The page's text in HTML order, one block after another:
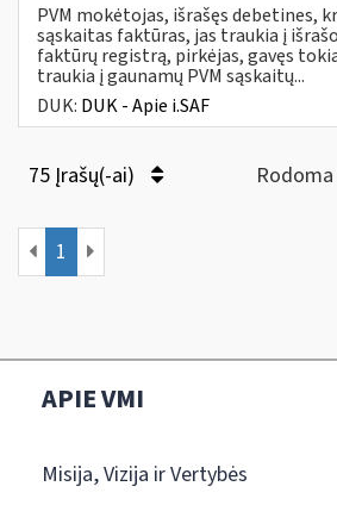
PVM mokėtojas, išrašęs debetines,
sąskaitas faktūras, jas traukia į
faktūrų registrą, pirkėjas, gavęs
traukia į gaunamų PVM sąskaitų...
DUK: DUK - Apie i.SAF
75 Įrašų(-ai)
1
APIE VMI
Misija, Vizija ir Vertybės